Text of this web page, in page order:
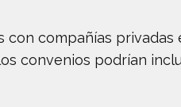
con compañías privadas
convenios podrían